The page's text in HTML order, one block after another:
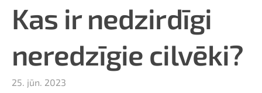
Kas ir nedzirdīgi
neredzīgie cilvēki?
25. jūn. 2023